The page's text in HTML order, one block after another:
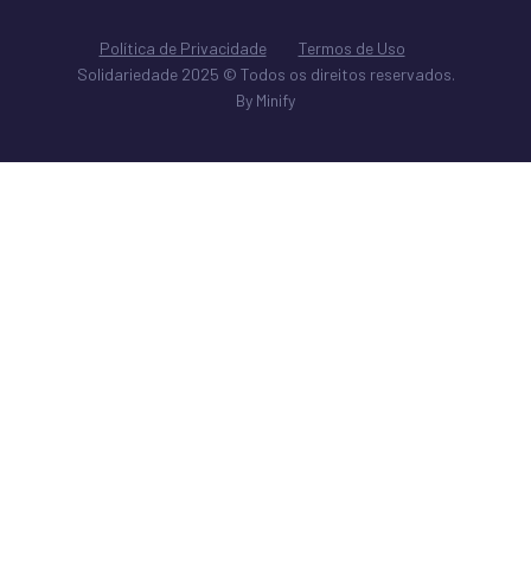
Política de Privacidade
Termos de Uso
Solidariedade 2025 © Todos os direitos reservados.
By Minify